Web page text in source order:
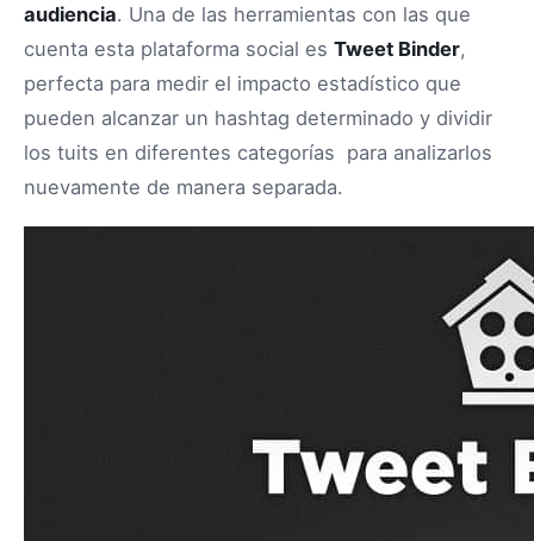
audiencia. Una de las herramientas con las que
cuenta esta plataforma social es Tweet Binder,
perfecta para medir el impacto estadístico que
pueden alcanzar un hashtag determinado y dividir
los tuits en diferentes categorías para analizarlos
nuevamente de manera separada.